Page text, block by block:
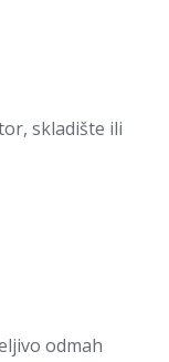
skladište ili
odmah